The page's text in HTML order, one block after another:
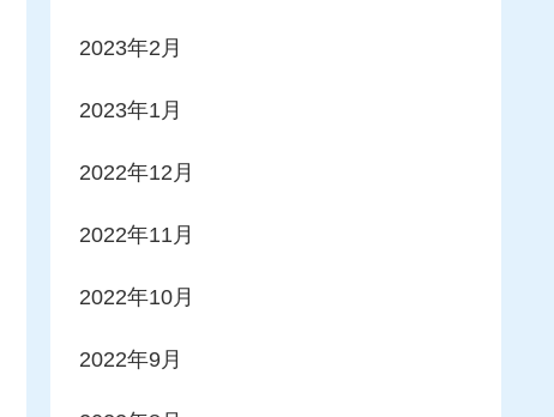
2023年2月
2023年1月
2022年12月
2022年11月
2022年10月
2022年9月